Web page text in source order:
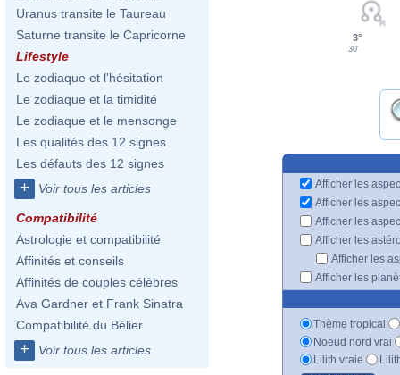
Uranus transite le Taureau
Saturne transite le Capricorne
Lifestyle
Le zodiaque et l'hésitation
Le zodiaque et la timidité
Le zodiaque et le mensonge
Les qualités des 12 signes
Les défauts des 12 signes
+ Voir tous les articles
Compatibilité
Astrologie et compatibilité
Affinités et conseils
Affinités de couples célèbres
Ava Gardner et Frank Sinatra
Compatibilité du Bélier
+ Voir tous les articles
3°
30'
Afficher les
Afficher les
Afficher les
Afficher les
Afficher les
Afficher les
Thème tropical
Noeud nord vrai
Lilith vraie